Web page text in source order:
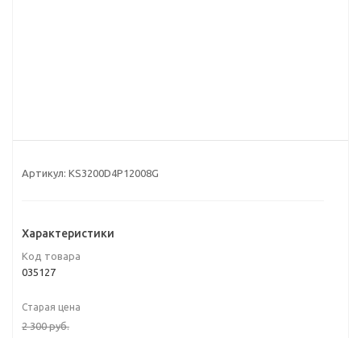
Артикул: KS3200D4P12008G
Характеристики
Код товара
035127
Старая цена
2 300руб.